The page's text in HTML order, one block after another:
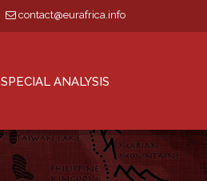
contact@eurafrica.info
SPECIAL ANALYSIS